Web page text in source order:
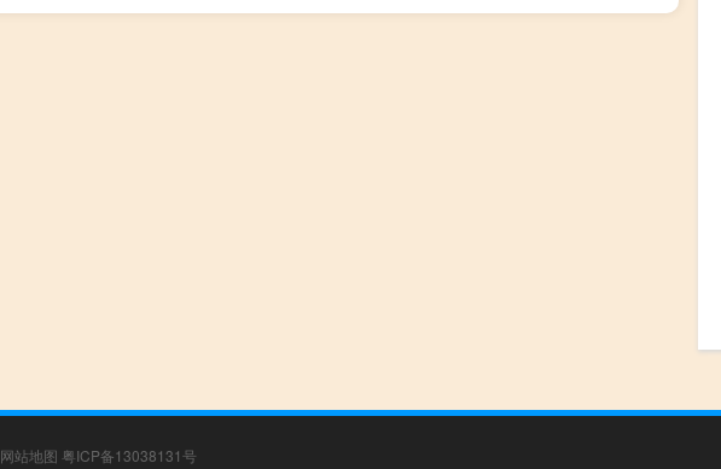
网站地图 粤ICP备13038131号